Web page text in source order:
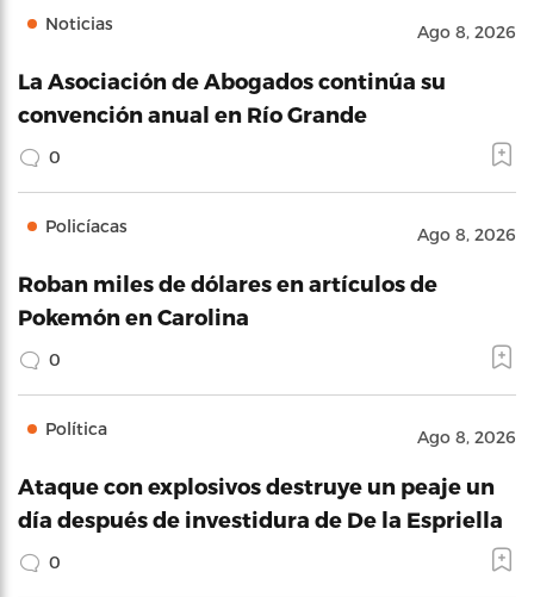
Noticias Ago 8, 2026
La Asociación de Abogados continúa su
convención anual en Río Grande
0
Policíacas Ago 8, 2026
Roban miles de dólares en artículos de
Pokemón en Carolina
0
Política Ago 8, 2026
Ataque con explosivos destruye un peaje un
día después de investidura de De la Espriella
0